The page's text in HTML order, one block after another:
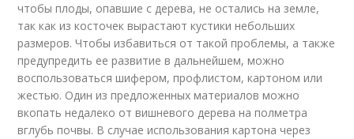
чтобы плоды, опавшие с дерева, не остались на земле,
так как из косточек вырастают кустики небольших
размеров. Чтобы избавиться от такой проблемы, а также
предупредить ее развитие в дальнейшем, можно
воспользоваться шифером, профлистом, картоном или
жестью. Один из предложенных материалов можно
вкопать недалеко от вишневого дерева на полметра
вглубь почвы. В случае использования картона через